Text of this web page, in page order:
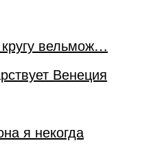
вельмож…
Венеция
я некогда